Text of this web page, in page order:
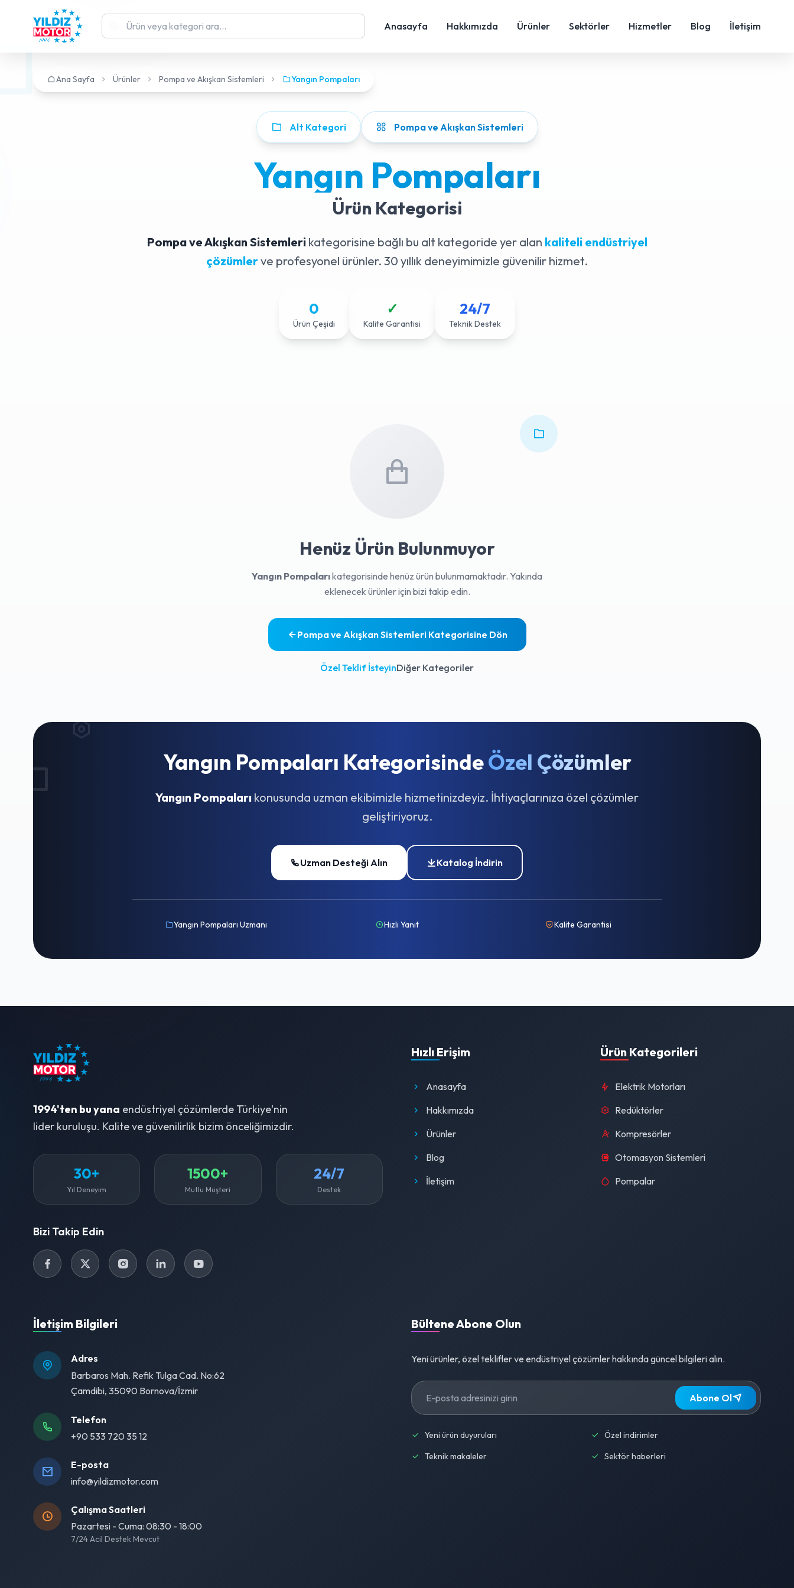
Anasayfa Hakkımızda Ürünler Sektörler Hizmetler Blog İletişim
Ana Sayfa Ürünler Pompa ve Akışkan Sistemleri Yangın Pompaları
Alt Kategori Pompa ve Akışkan Sistemleri
Yangın Pompaları
Ürün Kategorisi
Pompa ve Akışkan Sistemlerikategorisine bağlı bu alt kategoride yer alan kaliteli endüstriyel
çözümlerve profesyonel ürünler. 30 yıllık deneyimimizle güvenilir hizmet.
0
Ürün Çeşidi
✓
Kalite Garantisi
24/7
Teknik Destek
Henüz Ürün Bulunmuyor
Yangın Pompalarıkategorisinde henüz ürün bulunmamaktadır. Yakında
eklenecek ürünler için bizi takip edin.
Pompa ve Akışkan Sistemleri Kategorisine Dön
Özel Teklif İsteyinDiğer Kategoriler
Yangın Pompaları KategorisindeÖzel Çözümler
Yangın Pompaları konusunda uzman ekibimizle hizmetinizdeyiz. İhtiyaçlarınıza özel çözümler
geliştiriyoruz.
Uzman Desteği Alın Katalog İndirin
Yangın Pompaları Uzmanı Hızlı Yanıt Kalite Garantisi
1994'ten bu yana endüstriyel çözümlerde Türkiye'nin
lider kuruluşu. Kalite ve güvenilirlik bizim önceliğimizdir.
30+
Yıl Deneyim
1500+
Mutlu Müşteri
24/7
Destek
Bizi Takip Edin
Hızlı Erişim
Anasayfa
Hakkımızda
Ürünler
Blog
İletişim
Ürün Kategorileri
Elektrik Motorları
Redüktörler
Kompresörler
Otomasyon Sistemleri
Pompalar
İletişim Bilgileri
Adres
Barbaros Mah. Refik Tulga Cad. No:62
Çamdibi, 35090 Bornova/İzmir
Telefon
+90 533 720 35 12
E-posta
info@yildizmotor.com
Çalışma Saatleri
Pazartesi - Cuma: 08:30 - 18:00
7/24 Acil Destek Mevcut
Bültene Abone Olun
Yeni ürünler, özel teklifler ve endüstriyel çözümler hakkında güncel bilgileri alın.
Abone Ol
Yeni ürün duyuruları
Özel indirimler
Teknik makaleler
Sektör haberleri